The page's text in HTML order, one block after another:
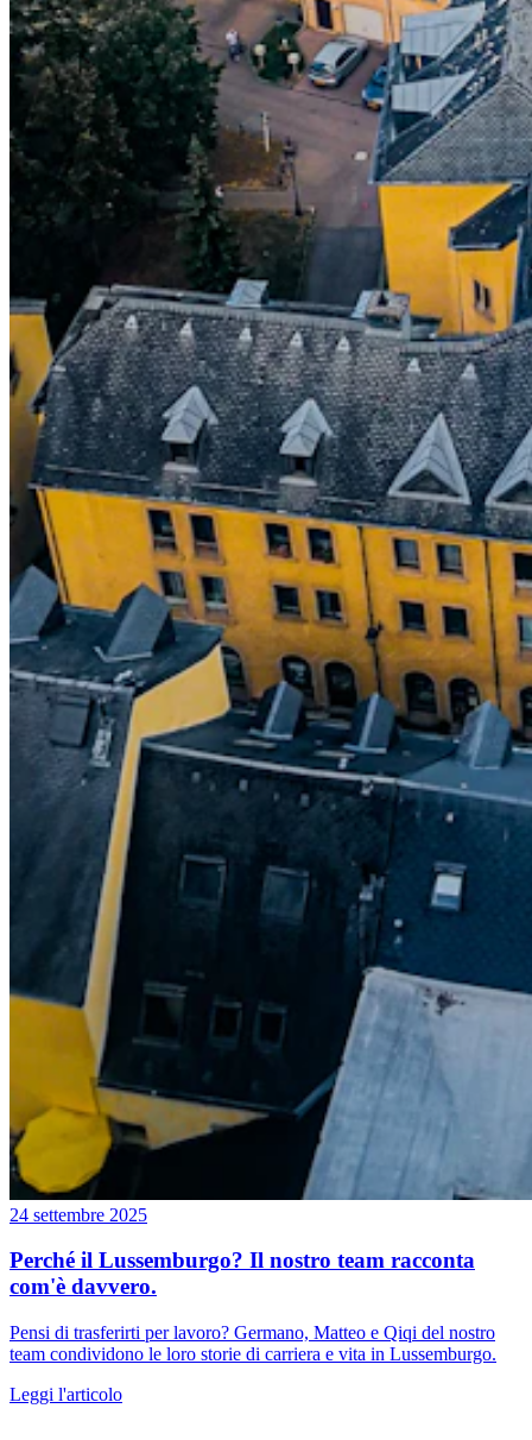
24 settembre 2025
Perché il Lussemburgo? Il nostro team racconta
com'è davvero.
Pensi di trasferirti per lavoro? Germano, Matteo e Qiqi del nostro
team condividono le loro storie di carriera e vita in Lussemburgo.
Leggi l'articolo